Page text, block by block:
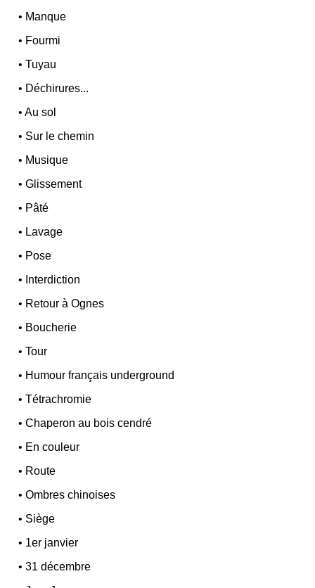
• Manque
• Fourmi
•Tuyau
• Déchirures...
•Au sol
• Sur le chemin
• Musique
•Glissement
• Pâté
• Lavage
• Pose
• Interdiction
• Retour à Ognes
• Boucherie
•Tour
• Humour français underground
•Tétrachromie
•Chaperon au bois cendré
• En couleur
• Route
•Ombres chinoises
• Siège
• 1er janvier
•31 décembre